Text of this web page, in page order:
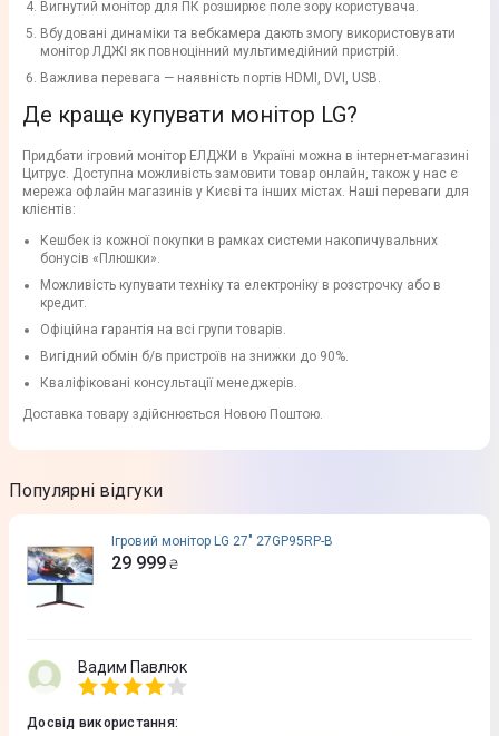
Вигнутий монітор для ПК розширює поле зору користувача.
Вбудовані динаміки та вебкамера дають змогу використовувати
монітор ЛДЖІ як повноцінний мультимедійний пристрій.
Важлива перевага — наявність портів HDMI, DVI, USB.
Де краще купувати монітор LG?
Придбати ігровий монітор ЕЛДЖИ в Україні можна в інтернет-магазині
Цитрус. Доступна можливість замовити товар онлайн, також у нас є
мережа офлайн магазинів у Києві та інших містах. Наші переваги для
клієнтів:
Кешбек із кожної покупки в рамках системи накопичувальних
бонусів «Плюшки».
Можливість купувати техніку та електроніку в розстрочку або в
кредит.
Офіційна гарантія на всі групи товарів.
Вигідний обмін б/в пристроїв на знижки до 90%.
Кваліфіковані консультації менеджерів.
Доставка товару здійснюється Новою Поштою.
Популярні відгуки
Ігровий монітор LG 27" 27GP95RP-B
29 999 ₴
Вадим Павлюк
Досвід використання: